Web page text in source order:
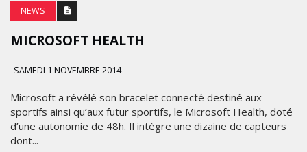
NEWS
MICROSOFT HEALTH
SAMEDI 1 NOVEMBRE 2014
Microsoft a révélé son bracelet connecté destiné aux
sportifs ainsi qu’aux futur sportifs, le Microsoft Health, doté
d’une autonomie de 48h. Il intègre une dizaine de capteurs
dont...